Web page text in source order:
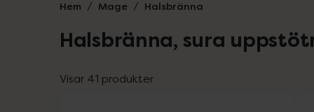
Hem Mage Halsbränna
Halsbränna, sura
Visar 41 produkter